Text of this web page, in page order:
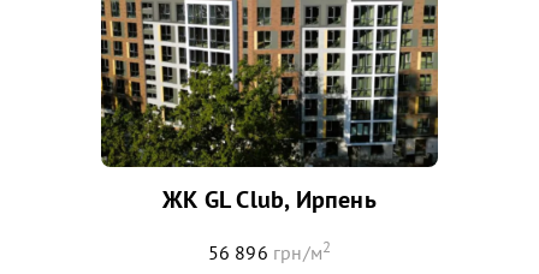
ЖК GL Club, Ирпень
56 896 грн/м2